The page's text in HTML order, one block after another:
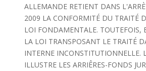
ALLEMANDE RETIENT DANS
2009 LA CONFORMITÉ DU TRAITÉ
LOI FONDAMENTALE. TOUTEFOIS,
LA LOI TRANSPOSANT LE TRAITÉ
INTERNE INCONSTITUTIONNELLE.
ILLUSTRE LES ARRIÊRES-FONDS